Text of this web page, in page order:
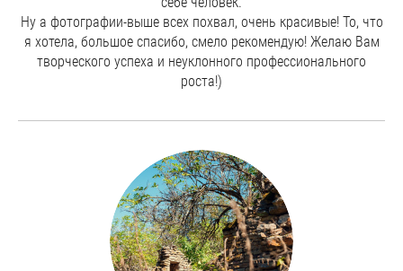
Ну а фотографии-выше всех похвал, очень красивые! То, что
я хотела, большое спасибо, смело рекомендую! Желаю Вам
творческого успеха и неуклонного профессионального
роста!)